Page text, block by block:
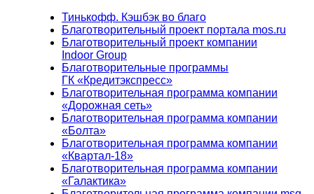
Тинькофф. Кэшбэк во благо
Благотворительный проект портала mos.ru
Благотворительный проект компании
Indoor Group
Благотворительные программы
ГК «Кредитэкспресс»
Благотворительная программа компании
«Дорожная сеть»
Благотворительная программа компании
«Болта»
Благотворительная программа компании
«Квартал-18»
Благотворительная программа компании
«Галактика»